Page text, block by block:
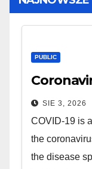
PUBLIC
SIE 3, 2026
COVID-19 is
the
the disease